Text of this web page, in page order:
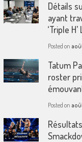
Détails
ayant
‘Triple
Posted on
Tatum
roster
Posted on